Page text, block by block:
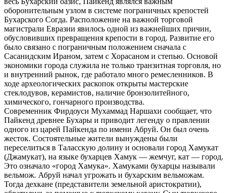
оборонительным узлом в системе пограничных крепостей
Бухарского Согда. Расположение на важной торговой
магистрали Евразии явилось одной из важнейших причин,
обусловивших превращения крепости в город. Развитие его
было связано с пограничным положением сначала с
Сасанидским Ираном, затем с Хорасаном и степью. Основой
экономики города служила не только транзитная торговля, но
и внутренний рынок, где работало много ремесленников. В
ходе археологических раскопок открыты мастерские
стеклодувов, керамистов, наличие бронзолитейного,
химического, гончарного производства.
Современник Фирдоуси Мухаммад Наршахи сообщает, что
Пайкенд древнее Бухары и приводит легенду о правлении
одного из царей Пайкенда по имени Абруй. Он был очень
жесток. Состоятельные жители вынуждены были
переселиться в Таласскую долину и основали город Хамукат
(Джамукат), на языке бухарцев Хамук — жемчуг, кат — город.
Это означало «город Хамука». Хамуками бухарцы называли
вельмож. Абруй начал угрожать и бухарским вельможам.
Тогда дехкане (представители земельной аристократии),